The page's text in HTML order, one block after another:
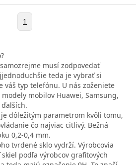
1
musí zodpovedať
teda je vybrať si
váš typ telefónu. U nás zoženiete
mobilov Huawei, Samsung,
dôležitým parametrom kvôli tomu,
čo najviac citlivý. Bežná
0,2-0,4 mm.
tvrdené sklo vydrží. Výrobcovia
podľa výrobcov grafitových